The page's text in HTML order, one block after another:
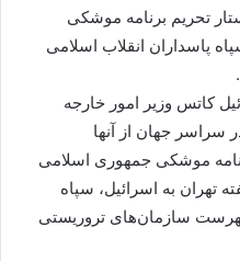
خواستار تحریم برنامه موشکی
پاسداران انقلاب اسلامی
کاتس وزیر امور خارجه
به ۳۲ کشور در سراسر جهان از آنها
موشکی جمهوری اسلامی
تهران به اسرائیل، سپاه
فهرست سازمان‌های تروریستی